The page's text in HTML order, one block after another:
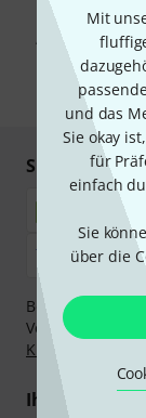
Mit
und das
Sie okay
für
einfach
Sie
über die
Mit Klick auf
Werbung und
Abmeldung ist
Sicher
Bezahlen Sie
Vorkasse,
Klarna
Ihre Vorteile